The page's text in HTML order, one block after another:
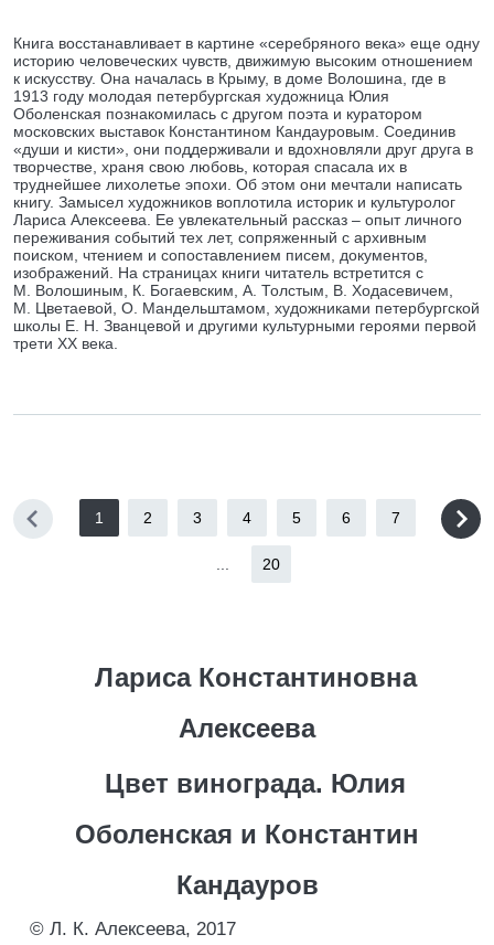
Книга восстанавливает в картине «серебряного века» еще одну
историю человеческих чувств, движимую высоким отношением
к искусству. Она началась в Крыму, в доме Волошина, где в
1913 году молодая петербургская художница Юлия
Оболенская познакомилась с другом поэта и куратором
московских выставок Константином Кандауровым. Соединив
«души и кисти», они поддерживали и вдохновляли друг друга в
творчестве, храня свою любовь, которая спасала их в
труднейшее лихолетье эпохи. Об этом они мечтали написать
книгу. Замысел художников воплотила историк и культуролог
Лариса Алексеева. Ее увлекательный рассказ – опыт личного
переживания событий тех лет, сопряженный с архивным
поиском, чтением и сопоставлением писем, документов,
изображений. На страницах книги читатель встретится с
М. Волошиным, К. Богаевским, А. Толстым, В. Ходасевичем,
М. Цветаевой, О. Мандельштамом, художниками петербургской
школы Е. Н. Званцевой и другими культурными героями первой
трети ХХ века.
1 2 3 4 5 6 7
20
Лариса Константиновна
Алексеева
Цвет винограда. Юлия
Оболенская и Константин
Кандауров
© Л. К. Алексеева, 2017